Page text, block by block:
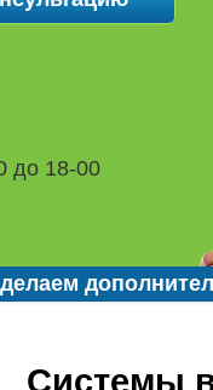
до 18-00
Системы